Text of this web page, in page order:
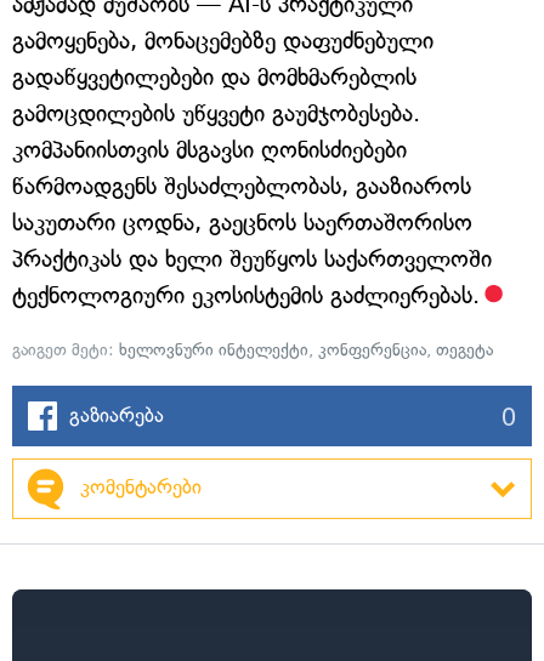
გამოყენება, მონაცემებზე დაფუძნებული
გადაწყვეტილებები და მომხმარებლის
გამოცდილების უწყვეტი გაუმჯობესება.
კომპანიისთვის მსგავსი ღონისძიებები
წარმოადგენს შესაძლებლობას, გააზიაროს
საკუთარი ცოდნა, გაეცნოს საერთაშორისო
პრაქტიკას და ხელი შეუწყოს საქართველოში
ტექნოლოგიური ეკოსისტემის გაძლიერებას.
გაიგეთ მეტი: ხელოვნური ინტელექტი, კონფერენცია, თეგეტა
გაზიარება 0
კომენტარები